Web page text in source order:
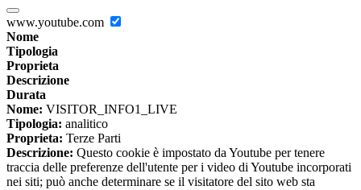
www.youtube.com
Nome
Tipologia
Proprieta
Descrizione
Durata
Nome: VISITOR_INFO1_LIVE
Tipologia: analitico
Proprieta: Terze Parti
Descrizione: Questo cookie è impostato da Youtube per tenere
traccia delle preferenze dell'utente per i video di Youtube incorporati
nei siti; può anche determinare se il visitatore del sito web sta